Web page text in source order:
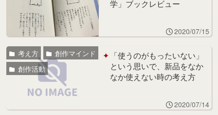
学」ブックレビュー
2020/07/15
「使うのがもったいない」
という思いで、新品をなか
なか使えない時の考え方
考え方
創作マインド
創作活動
2020/07/14